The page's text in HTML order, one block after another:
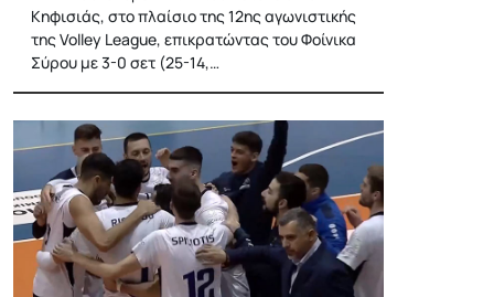
Κηφισιάς, στο πλαίσιο της 12ης αγωνιστικής
της Volley League, επικρατώντας του Φοίνικα
Σύρου με 3-0 σετ (25-14,…